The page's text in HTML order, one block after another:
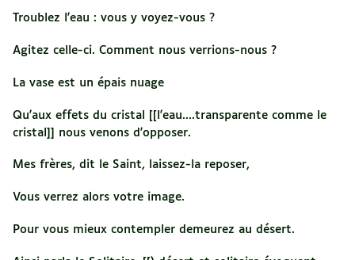
Troublez l'eau : vous y voyez-vous ?
Agitez celle-ci. Comment nous verrions-nous ?
La vase est un épais nuage
Qu'aux effets du cristal [[l'eau....transparente comme le
cristal]] nous venons d'opposer.
Mes frères, dit le Saint, laissez-la reposer,
Vous verrez alors votre image.
Pour vous mieux contempler demeurez au désert.